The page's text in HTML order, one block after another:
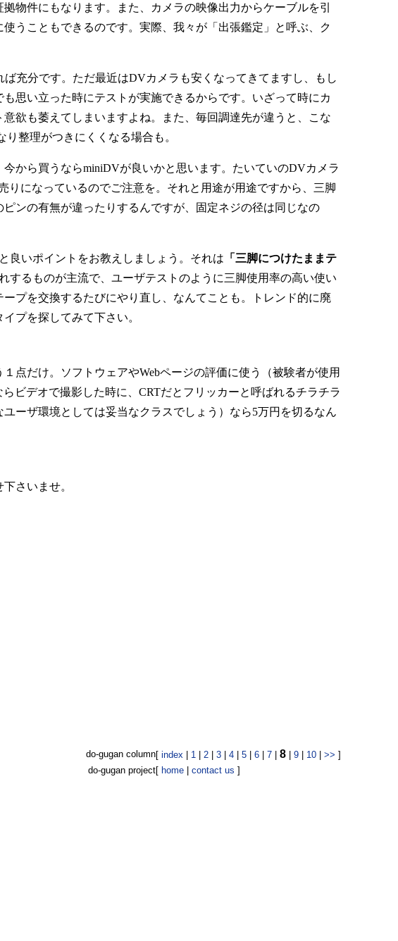
物件にもなります。また、カメラの映像出力からケーブルを引
うこともできるのです。実際、我々が「出張鑑定」と呼ぶ、ク
充分です。ただ最近はDVカメラも安くなってきてますし、もし
思い立った時にテストが実施できるからです。いざって時にカ
欲も萎えてしまいますよね。また、毎回調達先が違うと、こな
整理がつきにくくなる場合も。
から買うならminiDVが良いかと思います。たいていのDVカメラ
になっているのでご注意を。それと用途が用途ですから、三脚
ンの有無が違ったりするんですが、固定ネジの径は同じなの
良いポイントをお教えしましょう。それは 「三脚につけたままテ
するものが主流で、ユーザテストのように三脚使用率の高い使い
プを交換するたびにやり直し、なんてことも。トレンド的に廃
プを探してみて下さい。
点だけ。ソフトウェアやWebページの評価に使う（被験者が使用
ビデオで撮影した時に、CRTだとフリッカーと呼ばれるチラチラ
ーザ環境としては妥当なクラスでしょう）なら5万円を切るなん
さいませ。
do-gugan column[index 1 |2 |3 |4 |5 |6 |7 |8 |9 10 |>> ]
do-gugan project[ home |contact us ]